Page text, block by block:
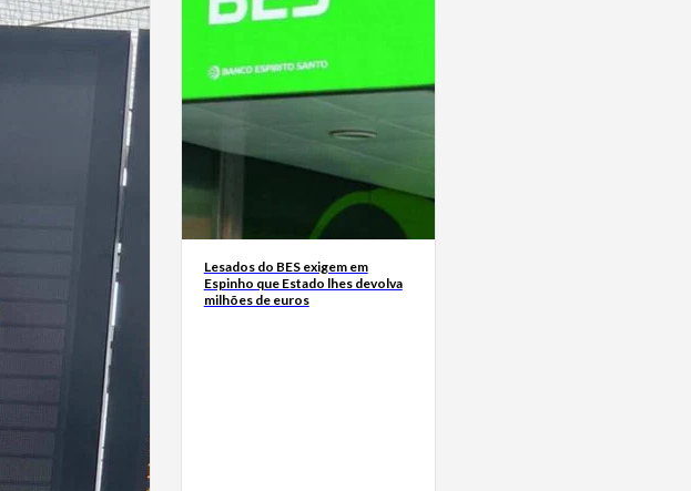
Lesados do BES exigem em
Espinho que Estado lhes devolva
milhões de euros